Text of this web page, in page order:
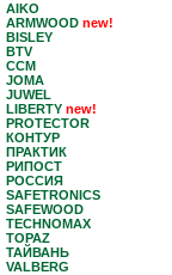
AIKO
ARMWOOD new!
BISLEY
BTV
CCM
JOMA
JUWEL
LIBERTY new!
PROTECTOR
КОНТУР
ПРАКТИК
РИПОСТ
РОССИЯ
SAFETRONICS
SAFEWOOD
TECHNOMAX
TOPAZ
ТАЙВАНЬ
VALBERG